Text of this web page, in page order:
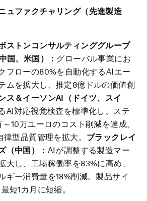
ュファクチャリング（先進製造
ストンコンサルティンググループ
国、米国）： グローバル事業にお
フローの80%を自動化するAIエー
ムを拡大し、推定8億ドルの価値創
ス＆イーソンAI （ドイツ、スイ
AI対応視覚検査を標準化し、ステ
10万ユーロのコスト削減を達成。
型品質管理を拡大。 ブラックレイ
（中国）： AIが調整する製造マー
大し、工場稼働率を83%に高め、
ギー消費量を18%削減。製品サイ
短1カ月に短縮。